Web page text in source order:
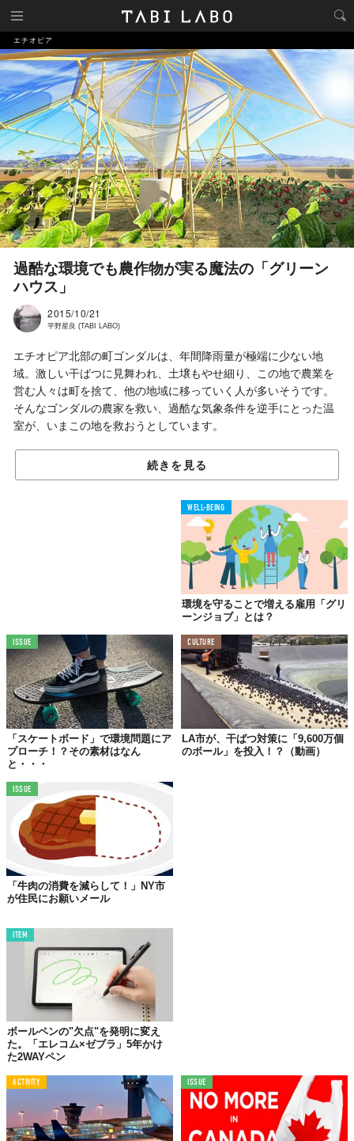
エチオピア
過酷な環境でも農作物が実る魔法の「グリーン
ハウス」
2015/10/21
平野星良 (TABI LABO)
エチオピア北部の町ゴンダルは、年間降雨量が極端に少ない地
域。激しい干ばつに見舞われ、土壌もやせ細り、この地で農業を
営む人々は町を捨て、他の地域に移っていく人が多いそうです。
そんなゴンダルの農家を救い、過酷な気象条件を逆手にとった温
室が、いまこの地を救おうとしています。
露を集めて散水
植物が育つ温室
多機能型温室Roots Upで、不毛の地の再生プロジェクトに取り組
むのは、エチオピアで活動するNPO団体「
ザインした温室のイメージ図が上の写真です。
この温室、ただ食物を育てるだけでなく、農作業に必要な灌漑用
水、さらには安全な飲み水の確保もできてしまう。乾燥した大地
に合わせてデザインされた、まさに多機能なグリーンハウスなの
です。
日中、温室内の温度は上昇し続け、ハウス内部には暑い空気が閉
じ込められます。この熱が、植物の成長を促す湿度を内部に充満
させるばかりか、Roots Upにおいて最も重要となる機能である、
露を溜めることができるんだそう。
続きを見る
WELL-BEING
環境を守ることで増える雇用「グリ
ーンジョブ」とは？
ISSUE
「スケートボード」で環境問題にア
プローチ！？その素材はなん
と・・・
CULTURE
LA市が、干ばつ対策に「9,600万個
のボール」を投入！？（動画）
ISSUE
「牛肉の消費を減らして！」NY市
が住民にお願いメール
ITEM
ボールペンの"欠点"を発明に変え
た。「エレコム×ゼブラ」5年かけ
た2WAYペン
ACTIVITY ISSUE